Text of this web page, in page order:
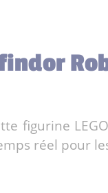
figurine
réel pour